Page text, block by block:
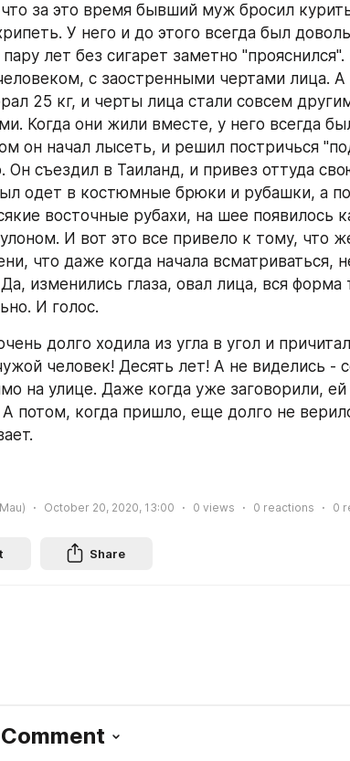
за это время бывший муж бросил
У него и до этого всегда был
лет без сигарет заметно
с заостренными чертами лица. А
25 кг, и черты лица стали совсем
Когда они жили вместе, у него всегда
он начал лысеть, и решил постричься
Он съездил в Таиланд, и привез оттуда
одет в костюмные брюки и рубашки, а
восточные рубахи, на шее появилось
И вот это все привело к тому, что
что даже когда начала всматриваться,
изменились глаза, овал лица, вся
И голос.
долго ходила из угла в угол и
человек! Десять лет! А не виделись -
на улице. Даже когда уже заговорили, ей
А потом, когда пришло, еще долго не
October 20, 2020, 13:00 0 views 0 reactions 0
Share